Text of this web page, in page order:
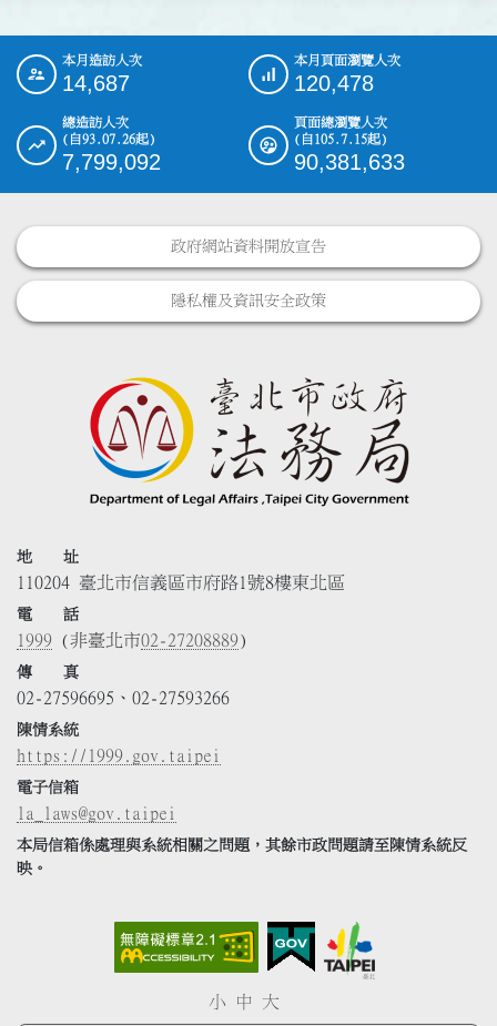
::: 本月造訪人次
14,687
本月頁面瀏覽人次
120,478
總造訪人次
(自93.07.26起)
7,799,092
頁面總瀏覽人次
(自105.7.15起)
90,381,633
政府網站資料開放宣告
隱私權及資訊安全政策
地 址
110204 臺北市信義區市府路1號8樓東北區
電 話
1999 (非臺北市02-27208889)
傳 真
02-27596695、02-27593266
陳情系統
https://1999.gov.taipei
電子信箱
la_laws@gov.taipei
本局信箱係處理與系統相關之問題，其餘市政問題請至陳情系統反
映。
小 中 大